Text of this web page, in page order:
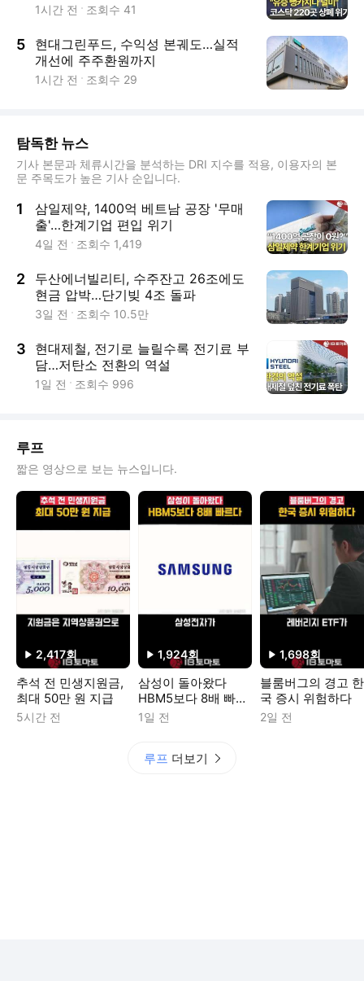
1시간 전 조회수 41
5
현대그린푸드, 수익성 본궤도…실적
개선에 주주환원까지
1시간 전 조회수 29
탐독한 뉴스
기사 본문과 체류시간을 분석하는 DRI 지수를 적용, 이용자의 본
문 주목도가 높은 기사 순입니다.
1
삼일제약, 1400억 베트남 공장 '무매
출'…한계기업 편입 위기
4일 전 조회수 1,419
2
두산에너빌리티, 수주잔고 26조에도
현금 압박…단기빚 4조 돌파
3일 전 조회수 10.5만
3
현대제철, 전기로 늘릴수록 전기료 부
담…저탄소 전환의 역설
1일 전 조회수 996
루프
짧은 영상으로 보는 뉴스입니다.
2,417회
추석 전 민생지원금,
최대 50만 원 지급
5시간 전
1,924회
삼성이 돌아왔다
HBM5보다 8배 빠르
다
1일 전
1,698회
블룸버그의 경고 한
국 증시 위험하다
2일 전
루프 더보기